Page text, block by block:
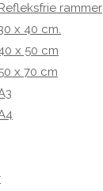
rammer
x 40 cm.
x 50 cm
x 70 cm